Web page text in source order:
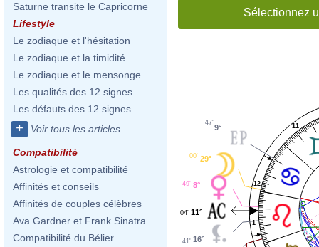
Saturne transite le Capricorne
Lifestyle
Le zodiaque et l'hésitation
Le zodiaque et la timidité
Le zodiaque et le mensonge
Les qualités des 12 signes
Les défauts des 12 signes
+ Voir tous les articles
Compatibilité
Astrologie et compatibilité
Affinités et conseils
Affinités de couples célèbres
Ava Gardner et Frank Sinatra
Compatibilité du Bélier
Sélectionnez
1
11
12
9°
47'
29°
00'
8°
49'
11°
04'
16°
41'